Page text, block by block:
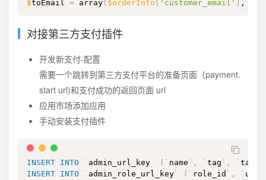
$toEmail = array ( $orderInfo 'customer_email' ,
对接第三方支付插件
开发新支付-配置
需要一个跳转到第三方支付平台的准备页面（payment.
start url)和支付成功的返回页面 url
应用市场添加应用
手动安装支付插件
INSERT INTO ` admin_url_key` ( ` name ` , ` tag ` , `
INSERT INTO ` admin_role_url_key` ( ` role_id ` , `